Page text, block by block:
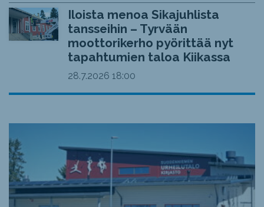
Iloista menoa Sikajuhlista
tansseihin – Tyrvään
moottorikerho pyörittää nyt
tapahtumien taloa Kiikassa
28.7.2026 18:00